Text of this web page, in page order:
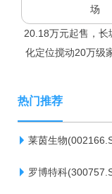
20.18万元起售，长
化定位搅动20万级
热门推荐
莱茵生物
罗博特科